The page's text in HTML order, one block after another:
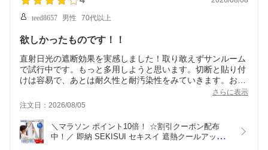
teed8657 男性 70代以上
欲しかったものです！！
直射日光の遮断効果を実感しました！取り敢えずサンルーム
で試行中です。もっと多用しようと思います。切断と貼り付
けは容易で、あとは耐久性と耐汚染性をみていきます。お願
いは面シールを黒色ではなくステンレス面と同様またはグレ
ーのものにしていただくと外面に貼る際目立たなくなるので
さらに表示
注文日：2026/08/05
＼マラソン ポイント10倍！ ☆割引クーポン配布
中！／ 即納 SEKISUI セキスイ 遮熱クールアップ